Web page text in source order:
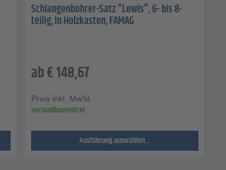
Schlangenbohrer-Satz "Lewis", 6- bis 8-
teilig, In Holzkasten, FAMAG
ab€148,67
Preis inkl. MwSt.
versandkostenfrei
Ausführung auswählen...